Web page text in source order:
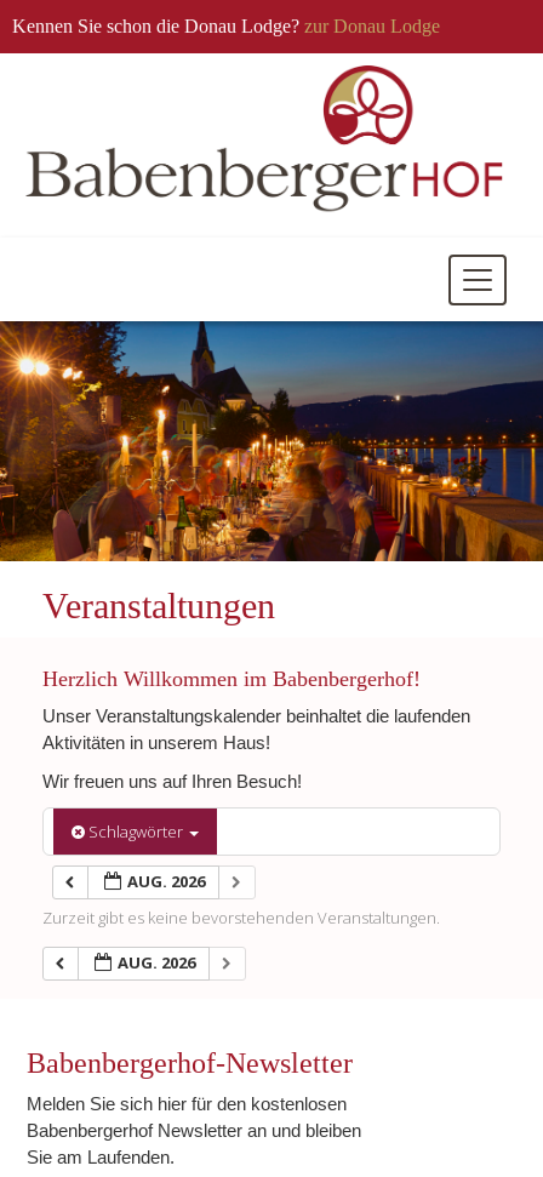
Kennen Sie schon die Donau Lodge? zur Donau Lodge
Mobile
Veranstaltungen
Herzlich Willkommen im Babenbergerhof!
Unser Veranstaltungskalender beinhaltet die laufenden
Aktivitäten in unserem Haus!
Wir freuen uns auf Ihren Besuch!
Schlagwörter
AUG. 2026
Zurzeit gibt es keine bevorstehenden Veranstaltungen.
AUG. 2026
Babenbergerhof-Newsletter
Melden Sie sich hier für den kostenlosen
Babenbergerhof Newsletter an und bleiben
Sie am Laufenden.